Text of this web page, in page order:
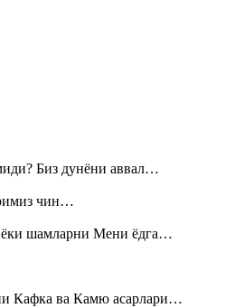
Биз дунёни аввал…
чин…
ёки шамларни Мени ёдга…
Кафка ва Камю асарлари…